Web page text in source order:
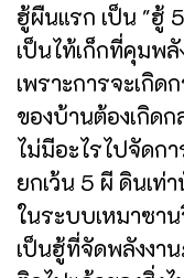
ฮู้ผืนแรก เป็น "ฮู้
เป็นไท้เก็กที่คุมพ
เพราะการจะเกิด
ของบ้านต้องเกิดก
ไม่มีอะไรไปจัดก
ยกเว้น 5 ผี ดินเท่
ในระบบเหมาซา
เป็นฮู้ที่จัดพลังงา